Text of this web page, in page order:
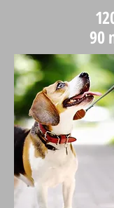
90